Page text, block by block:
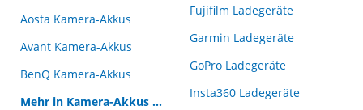
Aosta Kamera-Akkus
Avant Kamera-Akkus
BenQ Kamera-Akkus
Mehr in Kamera-Akkus ...
Fujifilm Ladegeräte
Garmin Ladegeräte
GoPro Ladegeräte
Insta360 Ladegeräte